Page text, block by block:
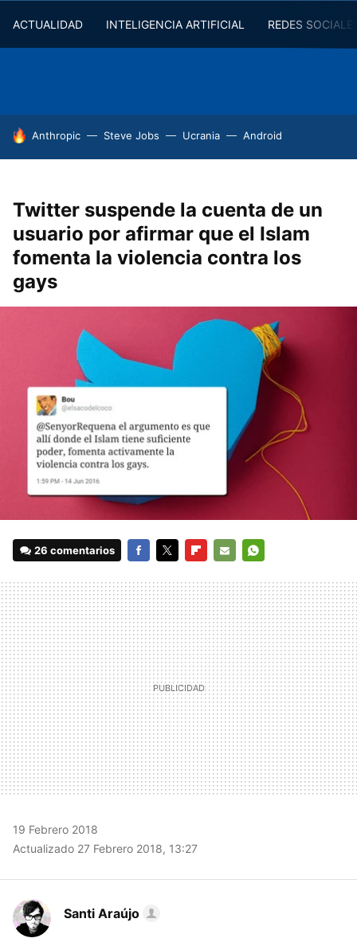
ACTUALIDAD INTELIGENCIA ARTIFICIAL REDES
HOY SE HABLA DE
Anthropic Steve Jobs Ucrania Android
Twitter suspende la cuenta de un
usuario por afirmar que el Islam
fomenta la violencia contra los
gays
26 comentarios
MAIL
19 Febrero 2018
Actualizado 27 Febrero 2018, 13:27
Santi Araújo